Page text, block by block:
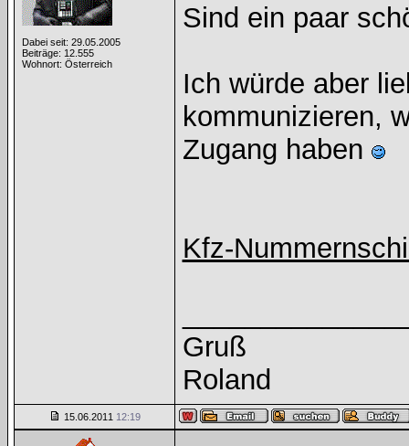
Dabei seit: 29.05.2005
Beiträge: 12.555
Wohnort: Österreich
Sind ein paar
Ich würde aber
kommunizieren,
Zugang haben
Kfz-
Gruß
Roland
15.06.2011 12:19